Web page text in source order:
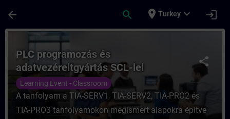
arrow_back search place Turkey expand_more login
Course - PLC programozás és
share
PLC programozás és
adatvezéreltgyártás SCL-lel
Learning Event - Classroom
A tanfolyam a TIA-SERV1, TIA-SERV2, TIA-PRO2 és
TIA-PRO3 tanfolyamokon megismert alapokra építve